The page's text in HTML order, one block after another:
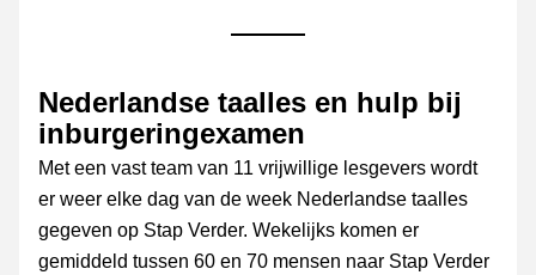
Nederlandse taalles en hulp bij
inburgeringexamen
Met een vast team van 11 vrijwillige lesgevers wordt
er weer elke dag van de week Nederlandse taalles
gegeven op Stap Verder. Wekelijks komen er
gemiddeld tussen 60 en 70 mensen naar Stap Verder